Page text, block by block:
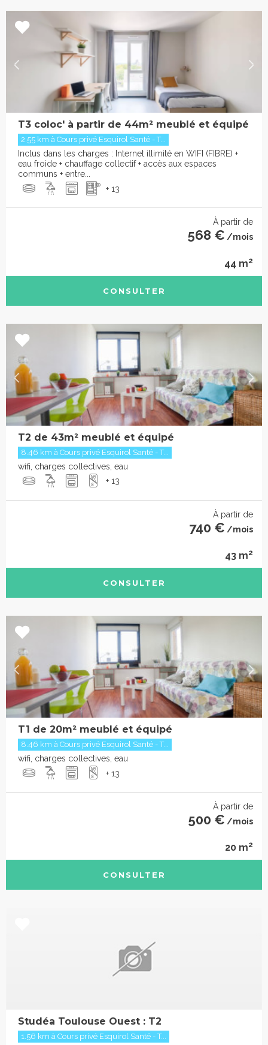
T3 coloc' à partir de 44m² meublé et équipé
2.55 km à Cours privé Esquirol Santé - T...
Inclus dans les charges : Internet illimité en WIFI (FIBRE) +
eau froide + chauffage collectif + accès aux espaces
communs + entre...
+ 13
À partir de
568 € /mois
44 m2
CONSULTER
T2 de 43m² meublé et équipé
8.46 km à Cours privé Esquirol Santé - T...
wifi, charges collectives, eau
+ 13
À partir de
740 € /mois
43 m2
CONSULTER
T1 de 20m² meublé et équipé
8.46 km à Cours privé Esquirol Santé - T...
wifi, charges collectives, eau
+ 13
À partir de
500 € /mois
20 m2
CONSULTER
Studéa Toulouse Ouest : T2
1.56 km à Cours privé Esquirol Santé - T...